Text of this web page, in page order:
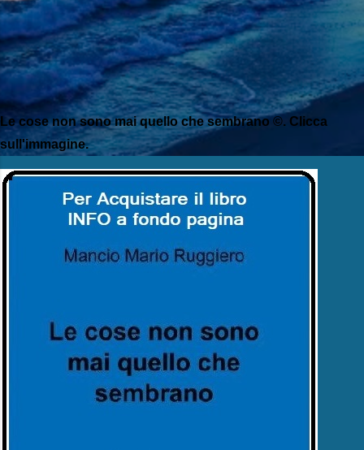
Le cose non sono mai quello che sembrano ©. Clicca
sull'immagine.